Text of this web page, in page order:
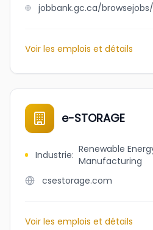
Voir les emplois et détails
e-STORAGE
Industrie: Renewable
Manufacturing
csestorage.com
Voir les emplois et détails